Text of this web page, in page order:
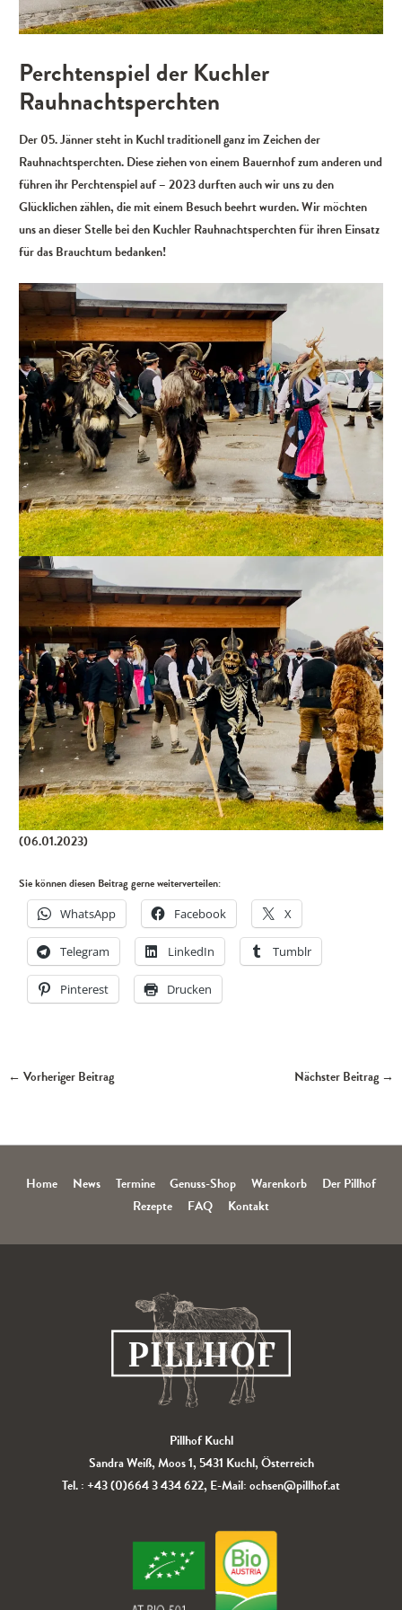
Perchtenspiel der Kuchler
Rauhnachtsperchten
Der 05. Jänner steht in Kuchl traditionell ganz im Zeichen der
Rauhnachtsperchten. Diese ziehen von einem Bauernhof zum anderen und
führen ihr Perchtenspiel auf – 2023 durften auch wir uns zu den
Glücklichen zählen, die mit einem Besuch beehrt wurden. Wir möchten
uns an dieser Stelle bei den Kuchler Rauhnachtsperchten für ihren Einsatz
für das Brauchtum bedanken!
(06.01.2023)
Sie können diesen Beitrag gerne weiterverteilen:
WhatsApp
Facebook X
Telegram LinkedIn Tumblr
Pinterest Drucken
← Vorheriger Beitrag Nächster Beitrag →
Home News Termine Genuss-Shop Warenkorb
Der Pillhof
Rezepte
FAQ Kontakt
Pillhof Kuchl
Sandra Weiß, Moos 1, 5431 Kuchl, Österreich
Tel. : +43 (0)664 3 434 622, E-Mail:ochsen@pillhof.at